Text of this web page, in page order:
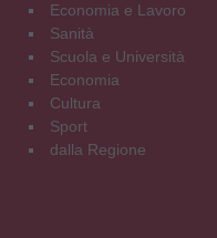
Economia e Lavoro
Sanità
Scuola e Università
Economia
Cultura
Sport
dalla Regione